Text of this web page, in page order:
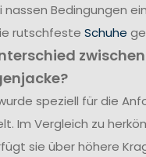
Bedingungen
rutschfeste Schuhe
speziell für die
Im Vergleich zu
sie über höhere